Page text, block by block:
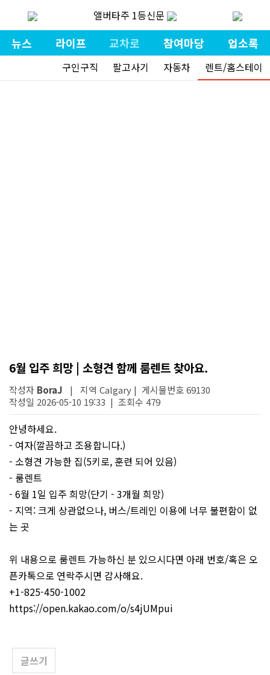
앨버타주 1등신문
뉴스 라이프 교차로 참여마당 업소록
구인구직 팔고사기 자동차 렌트/홈스테이
6월 입주 희망 | 소형견 함께 룸렌트 찾아요.
작성자 BoraJ | 지역 Calgary | 게시물번호 69130
작성일 2026-05-10 19:33 | 조회수 479
안녕하세요.
- 여자(깔끔하고 조용합니다.)
- 소형견 가능한 집(5키로, 훈련 되어 있음)
- 룸렌트
- 6월 1일 입주 희망(단기 - 3개월 희망)
- 지역: 크게 상관없으나, 버스/트레인 이용에 너무 불편함이 없
는 곳
위 내용으로 룸렌트 가능하신 분 있으시다면 아래 번호/혹은 오
픈카톡으로 연락주시면 감사해요.
+1-825-450-1002
https://open.kakao.com/o/s4jUMpui
글쓰기